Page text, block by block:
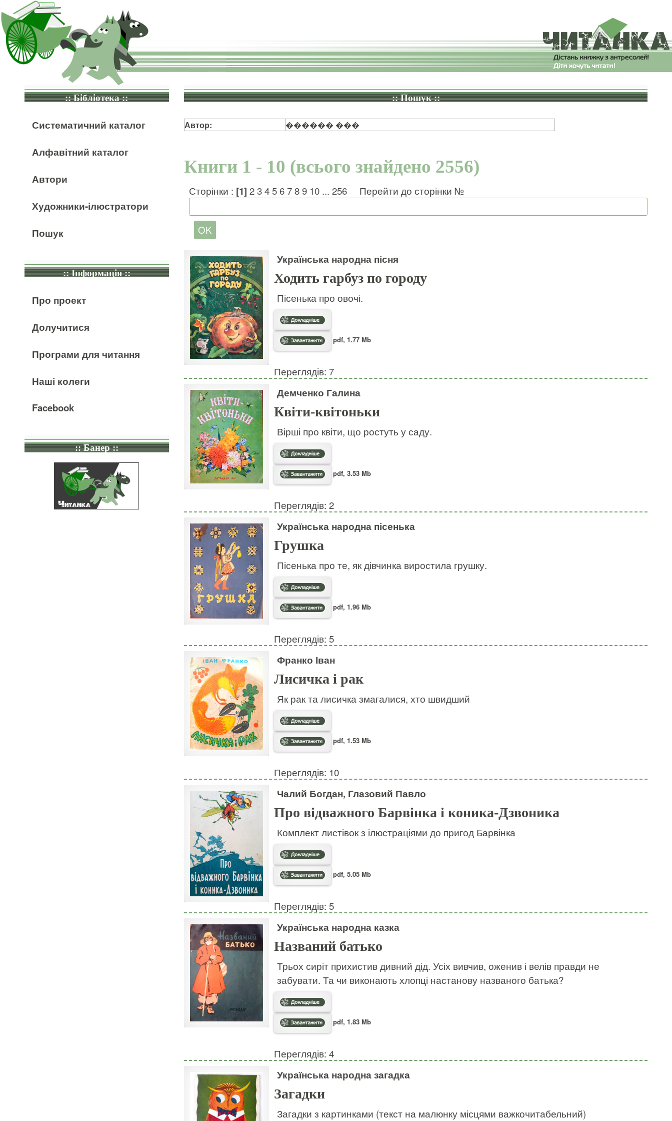
:: Бібліотека ::
Систематичний каталог
Алфавітний каталог
Автори
Художники-ілюстратори
Пошук
:: Інформація ::
Про проект
Долучитися
Програми для читання
Наші колеги
Facebook
:: Банер ::
:: Пошук ::
Автор: ������ ���
Книги 1 - 10 (всього знайдено 2556)
Сторінки : [1] 2 3 4 5 6 7 8 9 10... 256 Перейти до сторінки №
Українська народна пісня
Ходить гарбуз по городу
Пісенька про овочі.
pdf, 1.77 Mb
Переглядів: 7
Демченко Галина
Квіти-квітоньки
Вірші про квіти, що ростуть у саду.
pdf, 3.53 Mb
Переглядів: 2
Українська народна пісенька
Грушка
Пісенька про те, як дівчинка виростила грушку.
pdf, 1.96 Mb
Переглядів: 5
Франко Іван
Лисичка і рак
Як рак та лисичка змагалися, хто швидший
pdf, 1.53 Mb
Переглядів: 10
Чалий Богдан, Глазовий Павло
Про відважного Барвінка і коника-Дзвоника
Комплект листівок з ілюстраціями до пригод Барвінка
pdf, 5.05 Mb
Переглядів: 5
Українська народна казка
Названий батько
Трьох сиріт прихистив дивний дід. Усіх вивчив, оженив і велів правди не
забувати. Та чи виконають хлопці настанову названого батька?
pdf, 1.83 Mb
Переглядів: 4
Українська народна загадка
Загадки
Загадки з картинками (текст на малюнку місцями важкочитабельний)